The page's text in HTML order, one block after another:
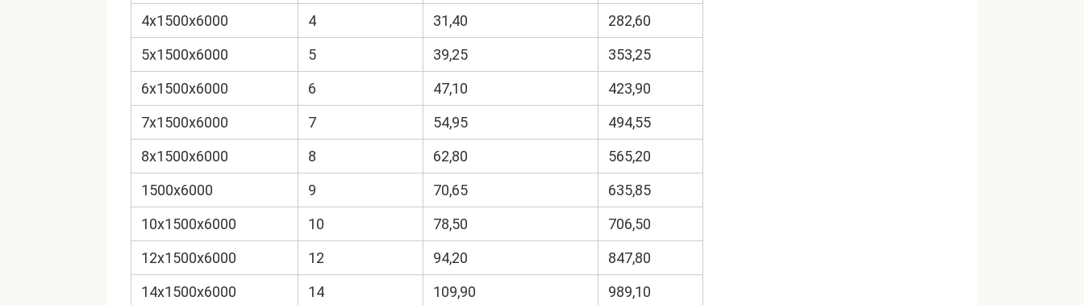
4х1500х6000
4 31,40
282,60
5х1500х6000
5 39,25
353,25
6х1500х6000
6 47,10
423,90
7х1500х6000
7 54,95
494,55
8х1500х6000
8 62,80
565,20
1500х6000
9 70,65
635,85
10х1500х6000
10 78,50
706,50
12х1500х6000
12 94,20
847,80
14х1500х6000
14 109,90
989,10